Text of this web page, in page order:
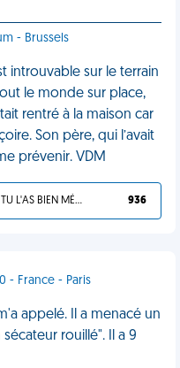
- Brussels
introuvable sur le terrain
le monde sur place,
rentré à la maison car
Son père, qui l’avait
prévenir. VDM
TU L'AS BIEN MÉRITÉ 936
- France - Paris
appelé. Il a menacé un
rouillé". Il a 9